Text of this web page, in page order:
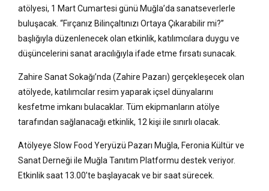
atölyesi, 1 Mart Cumartesi günü Muğla’da sanatseverlerle
buluşacak. “Fırçanız Bilinçaltınızı Ortaya Çıkarabilir mi?”
başlığıyla düzenlenecek olan etkinlik, katılımcılara duygu ve
düşüncelerini sanat aracılığıyla ifade etme fırsatı sunacak.
Zahire Sanat Sokağı’nda (Zahire Pazarı) gerçekleşecek olan
atölyede, katılımcılar resim yaparak içsel dünyalarını
kesfetme imkanı bulacaklar. Tüm ekipmanların atölye
tarafından sağlanacağı etkinlik, 12 kişi ile sınırlı olacak.
Atölyeye Slow Food Yeryüzü Pazarı Muğla, Feronia Kültür ve
Sanat Derneği ile Muğla Tanıtım Platformu destek veriyor.
Etkinlik saat 13.00’te başlayacak ve bir saat sürecek.